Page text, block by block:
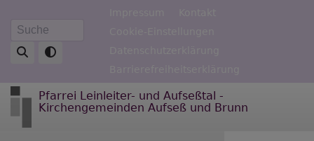
zum
Suche
Pfarrei Leinleiter- und Aufseßtal -
Kirchengemeinden Aufseß und Brunn